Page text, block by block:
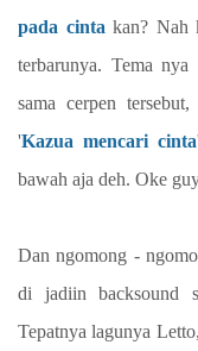
pada cinta kan? Nah
terbarunya. Tema nya
sama cerpen
'Kazua mencari cinta
bawah aja deh. Oke
Dan ngomong -
di jadiin backsound
Tepatnya lagunya